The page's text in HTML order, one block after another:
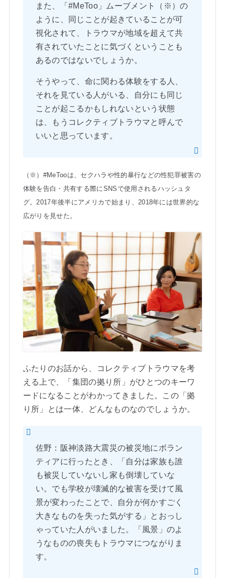
また、「#MeToo」ムーブメント（※）の
ように、同じことが起きていることが可
視化されて、トラウマが地域を超えて共
有されていたことに気づくということも
あるのではないでしょうか。
そうやって、命に関わる体験をする人、
それを見ている人がいる、自分にも同じ
ことが起こるかもしれないという状態
は、もうコレクティブトラウマと呼んで
いいと思っています。
（※）#MeTooは、セクハラや性的暴行などの性犯罪被害の
体験を告白・共有する際にSNSで使用されるハッシュタ
グ。2017年後半にアメリカで始まり、2018年には世界的な
広がりを見せた。
ふたりのお話から、コレクティブトラウマを考
える上で、「集団の拠り所」がひとつのキーワ
ードになることがわかってきました。この「拠
り所」とは一体、どんなものなのでしょうか。
佐野：阪神淡路大震災の被災地にボラン
ティアに行ったとき、「自分は家族も誰
も被災していないし家も倒壊していな
い。でも学校が壊滅的な被害を受けて風
景が変わったことで、自分が何かすごく
大きなものを失った気がする」とおっし
ゃっていた人がいました。「風景」のよ
うなものの喪失もトラウマにつながりま
す。